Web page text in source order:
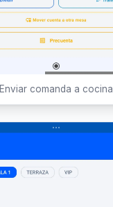
Enviar comanda a cocina